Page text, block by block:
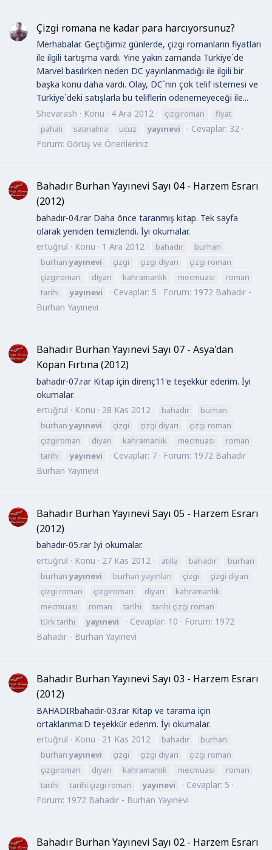
Çizgi romana ne kadar para harcıyorsunuz?
Merhabalar. Geçtiğimiz günlerde, çizgi romanların fiyatları
ile ilgili tartışma vardı. Yine yakın zamanda Türkiye`de
Marvel basılırken neden DC yayınlanmadığı ile ilgili bir
başka konu daha vardı. Olay, DC`nin çok telif istemesi ve
Türkiye`deki satışlarla bu teliflerin ödenemeyeceği ile...
Shevarash
Konu 4 Ara 2012 çizgiroman
fiyat
pahalı
satınalma ucuz yayınevi
Cevaplar: 32
Forum: Görüş ve Önerileriniz
Bahadır Burhan Yayınevi Sayı 04 - Harzem Esrarı
(2012)
bahadır-04.rar Daha önce taranmış kitap. Tek sayfa
olarak yeniden temizlendi. İyi okumalar.
ertuğrul
Konu 1 Ara 2012 bahadır
burhan
burhan yayınevi çizgi çizgi diyarı
çizgi roman
çizgiroman
diyarı kahramanlık mecmuası
roman
tarihi
yayınevi Cevaplar: 5 Forum: 1972 Bahadır -
Burhan Yayınevi
Bahadır Burhan Yayınevi Sayı 07 - Asya'dan
Kopan Fırtına (2012)
bahadır-07.rar Kitap için direnç11'e teşekkür ederim. İyi
okumalar.
ertuğrul
Konu 28 Kas 2012 bahadır
burhan
burhan yayınevi çizgi çizgi diyarı
çizgi roman
çizgiroman
diyarı kahramanlık mecmuası
roman
tarihi
yayınevi Cevaplar: 7 Forum: 1972 Bahadır -
Burhan Yayınevi
Bahadır Burhan Yayınevi Sayı 05 - Harzem Esrarı
(2012)
bahadır-05.rar İyi okumalar.
ertuğrul
Konu 27 Kas 2012 atilla bahadır
burhan
burhan yayınevi burhan yayınları çizgi
çizgi diyarı
çizgi roman
çizgiroman diyarı
kahramanlık
mecmuası
roman tarihi
tarihi çizgi roman
türk tarihi
yayınevi Cevaplar: 10 Forum: 1972
Bahadır - Burhan Yayınevi
Bahadır Burhan Yayınevi Sayı 03 - Harzem Esrarı
(2012)
BAHADIRbahadır-03.rar Kitap ve tarama için
ortaklarıma:D teşekkür ederim. İyi okumalar.
ertuğrul
Konu 21 Kas 2012 bahadır
burhan
burhan yayınevi çizgi çizgi diyarı
çizgi roman
çizgiroman
diyarı kahramanlık mecmuası
roman
tarihi
tarihi çizgi roman yayınevi
Cevaplar: 5
Forum: 1972 Bahadır - Burhan Yayınevi
Bahadır Burhan Yayınevi Sayı 02 - Harzem Esrarı